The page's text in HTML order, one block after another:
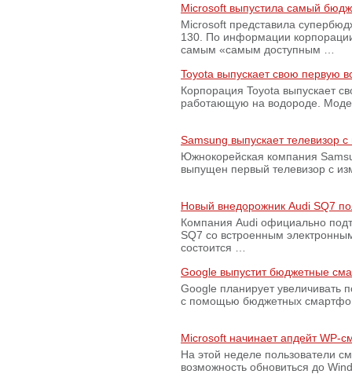
Microsoft выпустила самый
Microsoft представила
130. По информации
самым «самым доступным …
Toyota выпускает свою первую
Корпорация Toyota выпускает
работающую на водороде.
Samsung выпускает телевизор
Южнокорейская компания
выпущен первый телевизор с
Новый внедорожник Audi SQ7
Компания Audi официально
SQ7 со встроенным
состоится …
Google выпустит бюджетные
Google планирует увеличивать
с помощью бюджетных
Microsoft начинает апдейт WP-
На этой неделе пользователи
возможность обновиться до